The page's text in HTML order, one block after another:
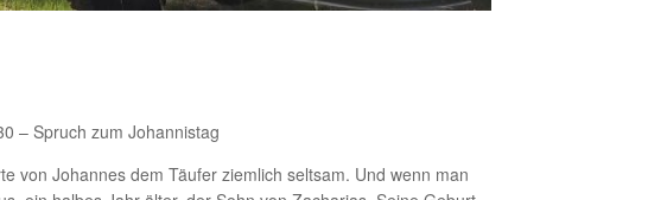
– Spruch zum Johannistag
von Johannes dem Täufer ziemlich seltsam. Und wenn man